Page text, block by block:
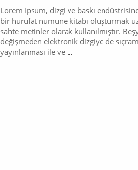
Lorem Ipsum, dizgi ve baskı
bir hurufat numune kitabı oluşturmak
sahte metinler olarak kullanılmıştır.
değişmeden elektronik dizgiye de
yayınlanması ile ve ...